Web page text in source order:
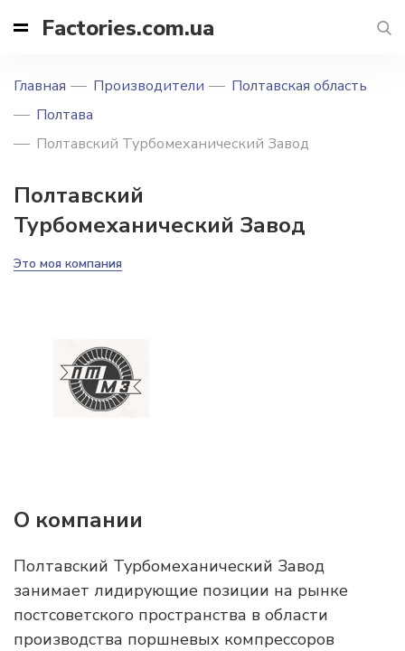
Factories.com.ua
Главная Производители
Полтавская область
Полтава
Полтавский Турбомеханический Завод
Полтавский
Турбомеханический Завод
Это моя компания
О компании
Полтавский Турбомеханический Завод
занимает лидирующие позиции на рынке
постсоветского пространства в области
производства поршневых компрессоров